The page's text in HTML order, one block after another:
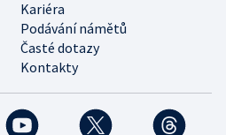
Kariéra
Podávání námětů
Časté dotazy
Kontakty